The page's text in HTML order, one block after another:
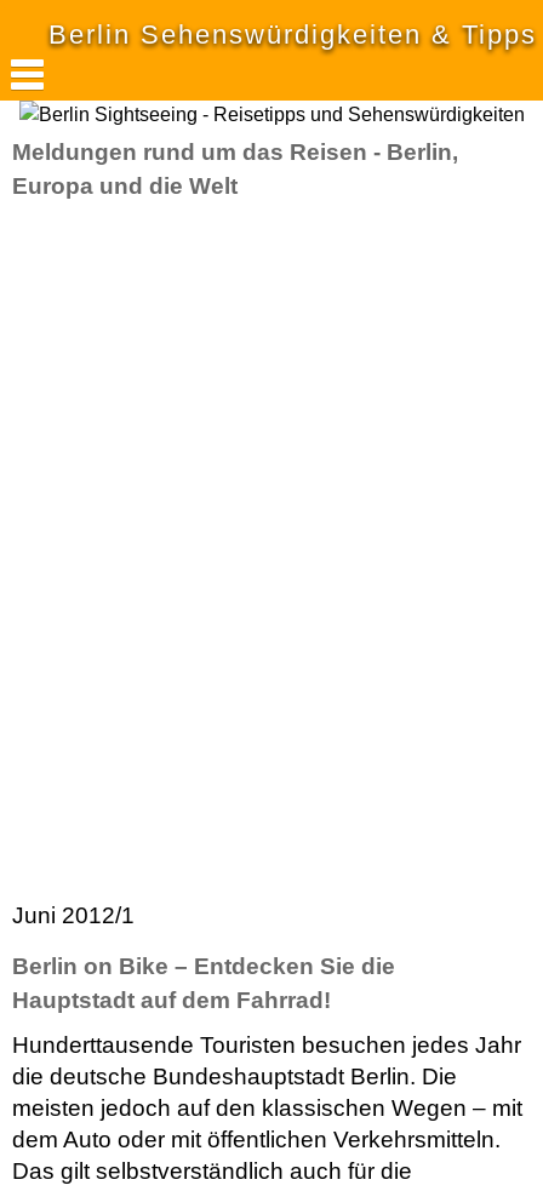
Berlin Sehenswürdigkeiten & Tipps
Meldungen rund um das Reisen - Berlin,
Europa und die Welt
Juni 2012/1
Berlin on Bike – Entdecken Sie die
Hauptstadt auf dem Fahrrad!
Hunderttausende Touristen besuchen jedes Jahr
die deutsche Bundeshauptstadt Berlin. Die
meisten jedoch auf den klassischen Wegen – mit
dem Auto oder mit öffentlichen Verkehrsmitteln.
Das gilt selbstverständlich auch für die